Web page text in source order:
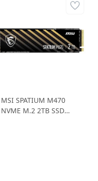
MSI SPATIUM M470
NVME M.2 2TB SSD